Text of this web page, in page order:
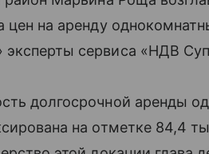
цен на аренду
сервиса «НДВ
долгосрочной аренды
на отметке 84,4